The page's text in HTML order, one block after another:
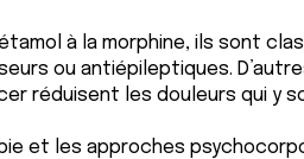
à la morphine, ils sont
ou antiépileptiques.
réduisent les douleurs qui y
et les approches